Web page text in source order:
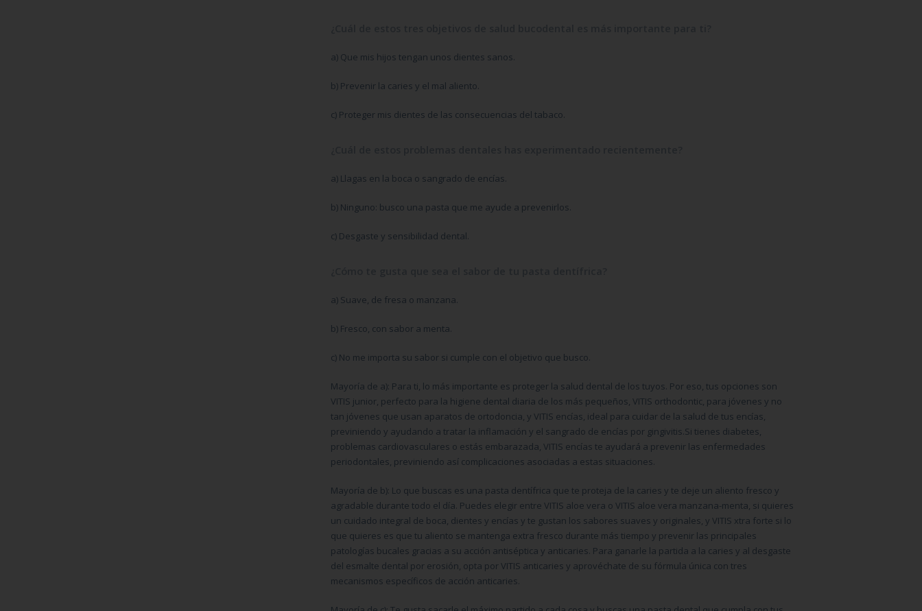
a) Que mis hijos tengan unos dientes sanos.
b) Prevenir la caries y el mal aliento.
c) Proteger mis dientes de las consecuencias del tabaco.
a) Llagas en la boca o sangrado de encías.
b) Ninguno: busco una pasta que me ayude a prevenirlos.
c) Desgaste y sensibilidad dental.
a) Suave, de fresa o manzana.
b) Fresco, con sabor a menta.
c) No me importa su sabor si cumple con el objetivo que busco.
Mayoría de a): Para ti, lo más importante es proteger la salud dental de los tuyos. Por eso, tus opciones son
VITIS junior, perfecto para la higiene dental diaria de los más pequeños, VITIS orthodontic, para jóvenes y no
tan jóvenes que usan aparatos de ortodoncia, y VITIS encías, ideal para cuidar de la salud de tus encías,
previniendo y ayudando a tratar la inflamación y el sangrado de encías por gingivitis.Si tienes diabetes,
problemas cardiovasculares o estás embarazada, VITIS encías te ayudará a prevenir las enfermedades
periodontales, previniendo así complicaciones asociadas a estas situaciones.
Mayoría de b): Lo que buscas es una pasta dentífrica que te proteja de la caries y te deje un aliento fresco y
agradable durante todo el día. Puedes elegir entre VITIS aloe vera o VITIS aloe vera manzana-menta, si quieres
un cuidado integral de boca, dientes y encías y te gustan los sabores suaves y originales, y VITIS xtra forte si lo
que quieres es que tu aliento se mantenga extra fresco durante más tiempo y prevenir las principales
patologías bucales gracias a su acción antiséptica y anticaries. Para ganarle la partida a la caries y al desgaste
del esmalte dental por erosión, opta porVITIS anticaries y aprovéchate de su fórmula única con tres
mecanismos específicos de acción anticaries.